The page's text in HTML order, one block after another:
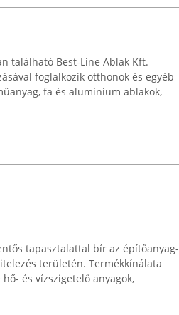
található Best-Line Ablak Kft.
foglalkozik otthonok és egyéb
fa és alumínium ablakok,
tapasztalattal bír az építőanyag-
területén. Termékkínálata
és vízszigetelő anyagok,